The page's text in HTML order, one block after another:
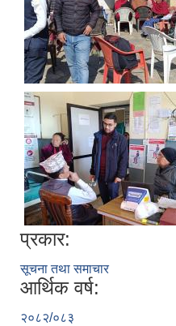
प्रकार:
सूचना तथा समाचार
आर्थिक वर्ष:
२०८२/०८३